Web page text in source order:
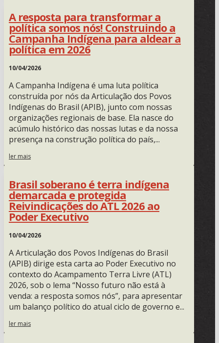
A resposta para transformar a
política somos nós! Construindo a
Campanha Indígena para aldear a
política em 2026
10/04/2026
A Campanha Indígena é uma luta política
construída por nós da Articulação dos Povos
Indígenas do Brasil (APIB), junto com nossas
organizações regionais de base. Ela nasce do
acúmulo histórico das nossas lutas e da nossa
presença na construção política do país,...
ler mais
Brasil soberano é terra indígena
demarcada e protegida
Reivindicações do ATL 2026 ao
Poder Executivo
10/04/2026
A Articulação dos Povos Indígenas do Brasil
(APIB) dirige esta carta ao Poder Executivo no
contexto do Acampamento Terra Livre (ATL)
2026, sob o lema “Nosso futuro não está à
venda: a resposta somos nós”, para apresentar
um balanço político do atual ciclo de governo e...
ler mais